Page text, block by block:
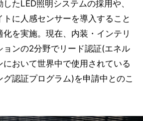
たLED照明システムの採用や、
に人感センサーを導入すること
を実施。現在、内装・インテリ
ョンの2分野でリード認証(エネル
において世界中で使用されている
グ認証プログラム)を申請中とのこ